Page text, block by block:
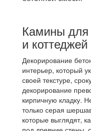
Камины для
и коттеджей
Декорирование
интерьер, который
своей текстуре,
декорирование
кирпичную кладку.
только серая
которые выглядят,